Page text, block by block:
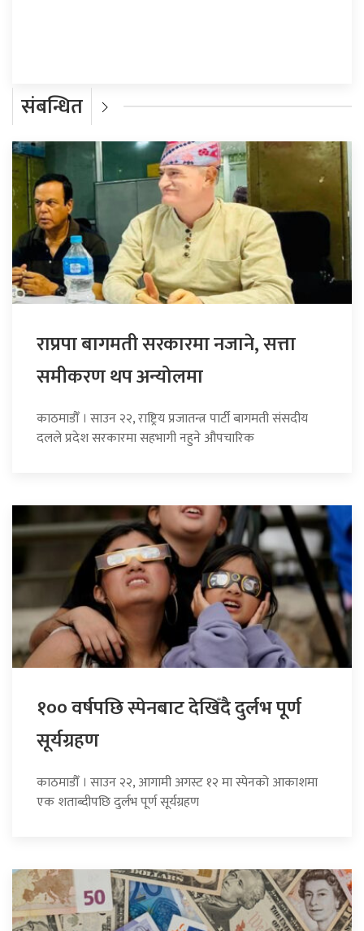
संबन्धित
राप्रपा बागमती सरकारमा नजाने, सत्ता
समीकरण थप अन्योलमा
काठमाडौँ । साउन २२, राष्ट्रिय प्रजातन्त्र पार्टी बागमती संसदीय
दलले प्रदेश सरकारमा सहभागी नहुने औपचारिक
१०० वर्षपछि स्पेनबाट देखिँदै दुर्लभ पूर्ण
सूर्यग्रहण
काठमाडौँ । साउन २२, आगामी अगस्ट १२ मा स्पेनको आकाशमा
एक शताब्दीपछि दुर्लभ पूर्ण सूर्यग्रहण